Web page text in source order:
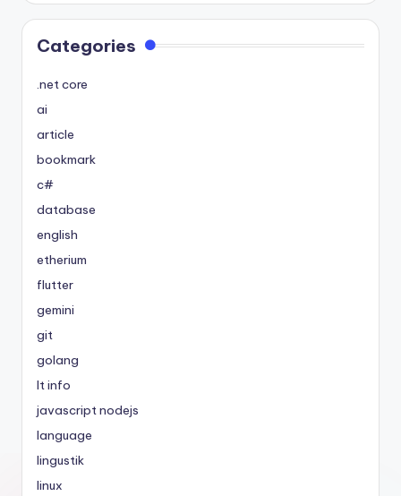
Categories
.net core
ai
article
bookmark
c#
database
english
etherium
flutter
gemini
git
golang
It info
javascript nodejs
language
lingustik
linux